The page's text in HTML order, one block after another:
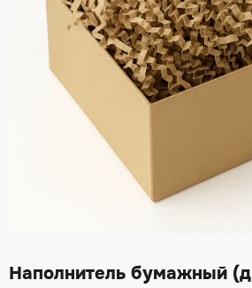
Наполнитель бумажный